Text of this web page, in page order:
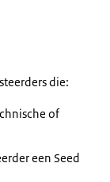
die:
of
een Seed